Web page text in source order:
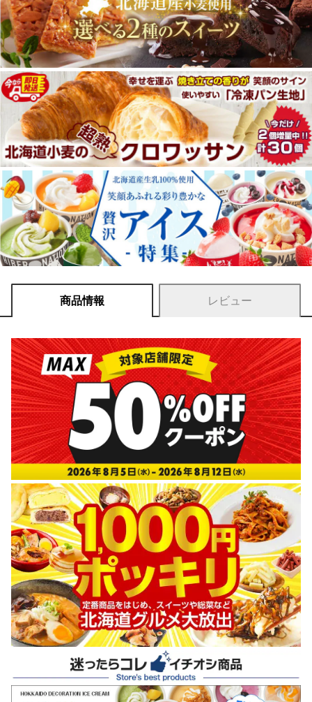
商品情報 レビュー